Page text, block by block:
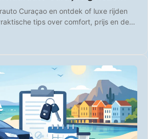
Curaçao en ontdek of luxe rijden
tips over comfort, prijs en de